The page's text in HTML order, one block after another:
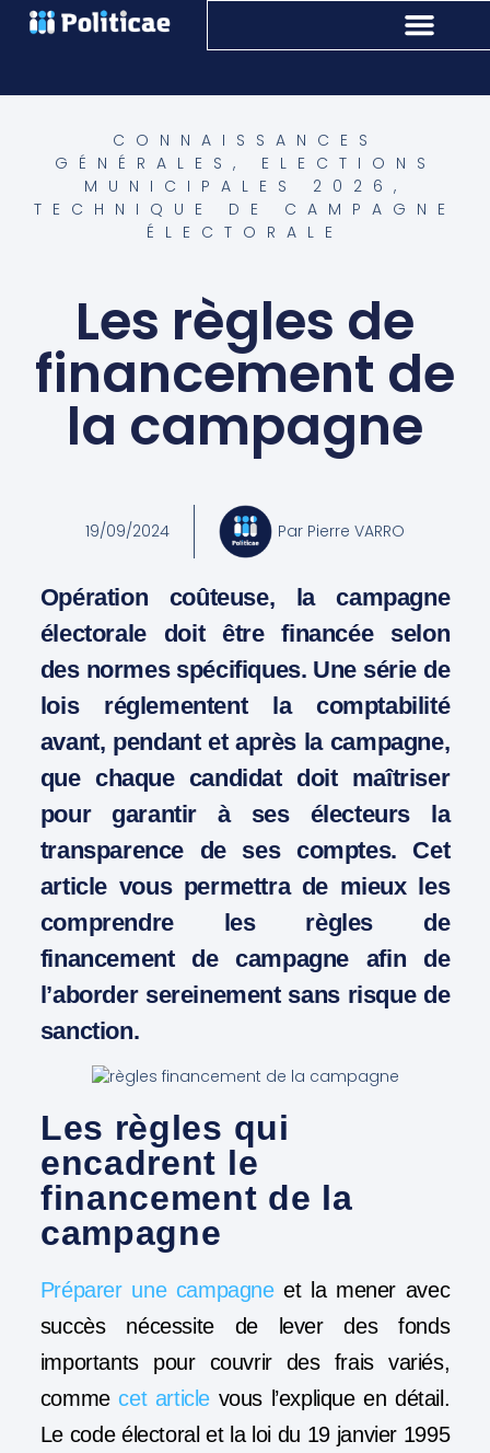
CONNAISSANCES
GÉNÉRALES , ELECTIONS
MUNICIPALES 2026 ,
TECHNIQUE DE CAMPAGNE
ÉLECTORALE
Les règles de
financement de
la campagne
19/09/2024 Par Pierre VARRO
Opération coûteuse, la campagne
électorale doit être financée selon
des normes spécifiques. Une série de
lois réglementent la comptabilité
avant, pendant et après la campagne,
que chaque candidat doit maîtriser
pour garantir à ses électeurs la
transparence de ses comptes. Cet
article vous permettra de mieux les
comprendre les règles de
financement de campagne afin de
l’aborder sereinement sans risque de
sanction.
Les règles qui
encadrent le
financement de la
campagne
Préparer une campagneet la mener avec
succès nécessite de lever des fonds
importants pour couvrir des frais variés,
commecet article vous l’explique en détail.
Le code électoral et la loi du 19 janvier 1995